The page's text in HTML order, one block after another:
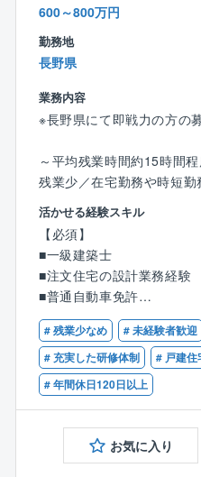
600～800万円
勤務地
長野県
業務内容
※長野県にて即戦力の方の
～平均残業時間約15時間
残業少／在宅勤務や時短
■業務の概要：
木造軸組工法/2×6工法の
宅のプランの企画/製図、
お任せします。
「百邸百様」の住まいづく
合い、お客様の生活スタイ
え、アイデアを練り、カ
一条工務店の設計職が担当
ほど。
5～6回の打合せを重ね、2
ていくので、お客様がと
活かせる経験スキル
【必須】
■一級建築士
■注文住宅の設計業務経験
■普通自動車免許
# 残業少なめ # 未経験者歓迎
# 充実した研修体制
# 戸建住
# 年間休日120日以上
お気に入り